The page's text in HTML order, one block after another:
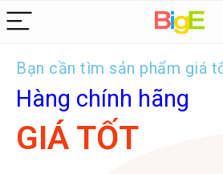
Bạn cần tìm sản phẩm giá
Hàng chính hãng
GIÁ TỐT